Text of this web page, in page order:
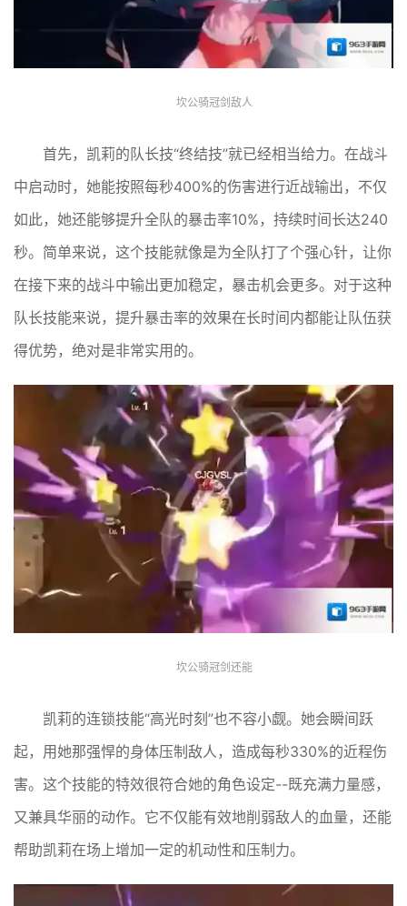
坎公骑冠剑敌人
首先，凯莉的队长技“终结技”就已经相当给力。在战斗
中启动时，她能按照每秒400%的伤害进行近战输出，不仅
如此，她还能够提升全队的暴击率10%，持续时间长达240
秒。简单来说，这个技能就像是为全队打了个强心针，让你
在接下来的战斗中输出更加稳定，暴击机会更多。对于这种
队长技能来说，提升暴击率的效果在长时间内都能让队伍获
得优势，绝对是非常实用的。
坎公骑冠剑还能
凯莉的连锁技能“高光时刻”也不容小觑。她会瞬间跃
起，用她那强悍的身体压制敌人，造成每秒330%的近程伤
害。这个技能的特效很符合她的角色设定--既充满力量感，
又兼具华丽的动作。它不仅能有效地削弱敌人的血量，还能
帮助凯莉在场上增加一定的机动性和压制力。